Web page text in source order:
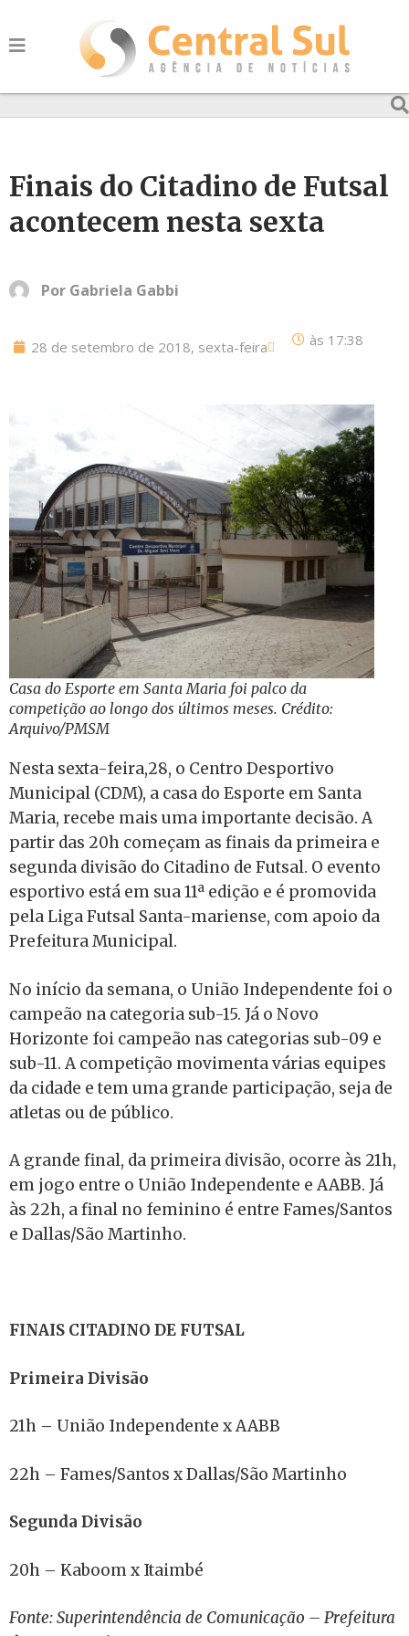
Finais do Citadino de Futsal
acontecem nesta sexta
Por Gabriela Gabbi
28 de setembro de 2018, sexta-feira às 17:38
Casa do Esporte em Santa Maria foi palco da
competição ao longo dos últimos meses. Crédito:
Arquivo/PMSM
Nesta sexta-feira,28, o Centro Desportivo
Municipal (CDM), a casa do Esporte em Santa
Maria, recebe mais uma importante decisão. A
partir das 20h começam as finais da primeira e
segunda divisão do Citadino de Futsal. O evento
esportivo está em sua 11ª edição e é promovida
pela Liga Futsal Santa-mariense, com apoio da
Prefeitura Municipal.
No início da semana, o União Independente foi o
campeão na categoria sub-15. Já o Novo
Horizonte foi campeão nas categorias sub-09 e
sub-11. A competição movimenta várias equipes
da cidade e tem uma grande participação, seja de
atletas ou de público.
A grande final, da primeira divisão, ocorre às 21h,
em jogo entre o União Independente e AABB. Já
às 22h, a final no feminino é entre Fames/Santos
e Dallas/São Martinho.
FINAIS CITADINO DE FUTSAL
Primeira Divisão
21h – União Independente x AABB
22h – Fames/Santos x Dallas/São Martinho
Segunda Divisão
20h – Kaboom x Itaimbé
Fonte: Superintendência de Comunicação – Prefeitura